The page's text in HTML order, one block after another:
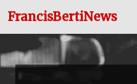
contenido
FrancisBertiNews